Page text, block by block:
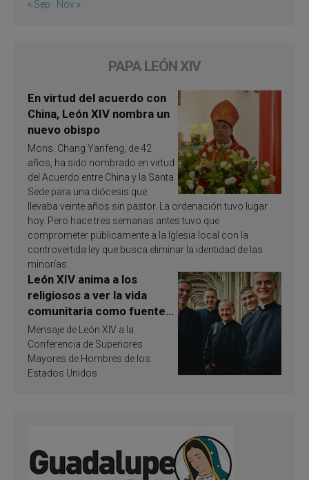
« Sep Nov »
PAPA LEÓN XIV
En virtud del acuerdo con
China, León XIV nombra un
nuevo obispo
Mons. Chang Yanfeng, de 42
años, ha sido nombrado en virtud
del Acuerdo entre China y la Santa
Sede para una diócesis que
llevaba veinte años sin pastor. La ordenación tuvo lugar
hoy. Pero hace tres semanas antes tuvo que
comprometer públicamente a la Iglesia local con la
controvertida ley que busca eliminar la identidad de las
minorías.
León XIV anima a los
religiosos a ver la vida
comunitaria como fuente
de inspiración y
santificación
Mensaje de León XIV a la
Conferencia de Superiores
Mayores de Hombres de los
Estados Unidos